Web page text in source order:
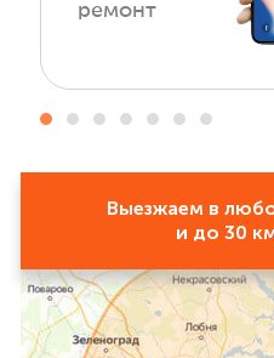
ремонт
Выезжаем в
и до 30